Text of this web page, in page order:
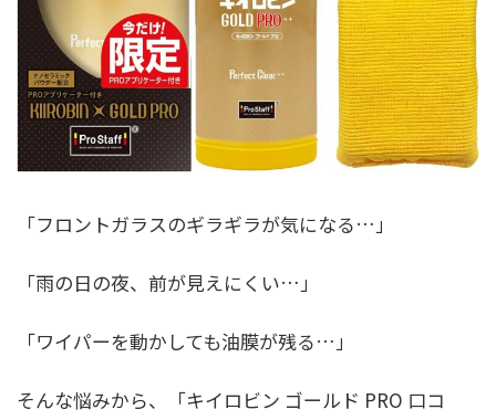
「フロントガラスのギラギラが気になる…」
「雨の日の夜、前が見えにくい…」
「ワイパーを動かしても油膜が残る…」
そんな悩みから、「キイロビン ゴールド PRO 口コ